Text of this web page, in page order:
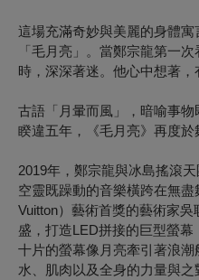
這場充滿奇妙與美麗的身體
「毛月亮」。當鄭宗龍第一
時，深深著迷。他心中想著，
古語「月暈而風」，暗喻事物
睽違五年，《毛月亮》再度於
2019年，鄭宗龍與冰島搖滾
空靈既躁動的音樂橫跨在無
Vuitton）藝術首獎的藝術家
盛，打造LED拼接的巨型螢
十片的螢幕像月亮牽引著浪
水、肌肉以及全身的力量與之